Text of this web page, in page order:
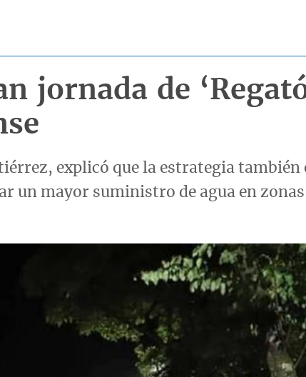
jornada de
explicó que la estrategia también
un mayor suministro de agua en zonas